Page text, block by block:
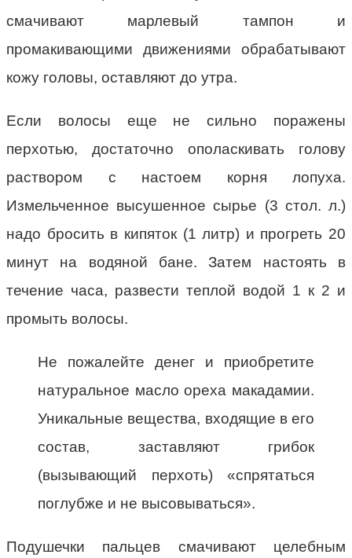
смачивают марлевый тампон и
промакивающими движениями обрабатывают
кожу головы, оставляют до утра.
Если волосы еще не сильно поражены
перхотью, достаточно ополаскивать голову
раствором с настоем корня лопуха.
Измельченное высушенное сырье (3 стол. л.)
надо бросить в кипяток (1 литр) и прогреть 20
минут на водяной бане. Затем настоять в
течение часа, развести теплой водой 1 к 2 и
промыть волосы.
Не пожалейте денег и приобретите
натуральное масло ореха макадамии.
Уникальные вещества, входящие в его
состав, заставляют грибок
(вызывающий перхоть) «спрятаться
поглубже и не высовываться».
Подушечки пальцев смачивают целебным